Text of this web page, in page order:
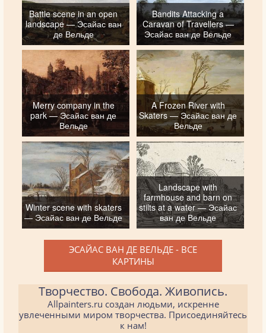
Battle scene in an open
landscape — Эсайас ван
де Вельде
Bandits Attacking a
Caravan of Travellers —
Эсайас ван де Вельде
Merry company in the
park — Эсайас ван де
Вельде
A Frozen River with
Skaters — Эсайас ван де
Вельде
Winter scene with skaters
— Эсайас ван де Вельде
Landscape with
farmhouse and barn on
stilts at a water — Эсайас
ван де Вельде
ЭСАЙАС ВАН ДЕ ВЕЛЬДЕ - ВСЕ
КАРТИНЫ
Творчество. Свобода. Живопись.
Allpainters.ru создан людьми, искренне
увлеченными миром творчества. Присоединяйтесь
к нам!